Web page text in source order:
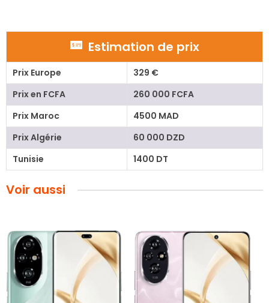
Estimation de prix
Prix Europe
329 €
Prix en FCFA
260 000 FCFA
Prix Maroc
4500 MAD
Prix Algérie
60 000 DZD
Tunisie
1400 DT
Voir aussi